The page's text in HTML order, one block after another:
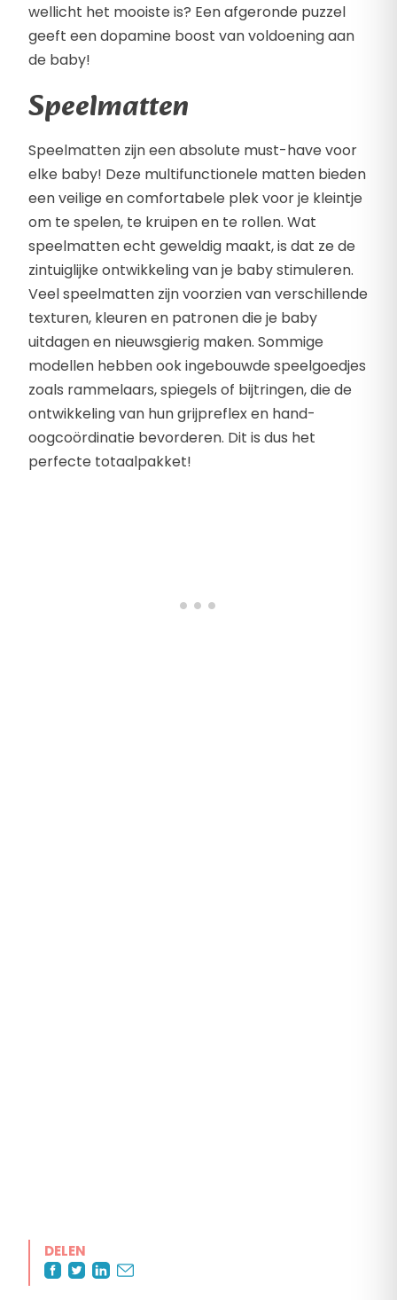
wellicht het mooiste is? Een afgeronde puzzel
geeft een dopamine boost van voldoening aan
de baby!
Speelmatten
Speelmatten zijn een absolute must-have voor
elke baby! Deze multifunctionele matten bieden
een veilige en comfortabele plek voor je kleintje
om te spelen, te kruipen en te rollen. Wat
speelmatten echt geweldig maakt, is dat ze de
zintuiglijke ontwikkeling van je baby stimuleren.
Veel speelmatten zijn voorzien van verschillende
texturen, kleuren en patronen die je baby
uitdagen en nieuwsgierig maken. Sommige
modellen hebben ook ingebouwde speelgoedjes
zoals rammelaars, spiegels of bijtringen, die de
ontwikkeling van hun grijpreflex en hand-
oogcoördinatie bevorderen. Dit is dus het
perfecte totaalpakket!
DELEN